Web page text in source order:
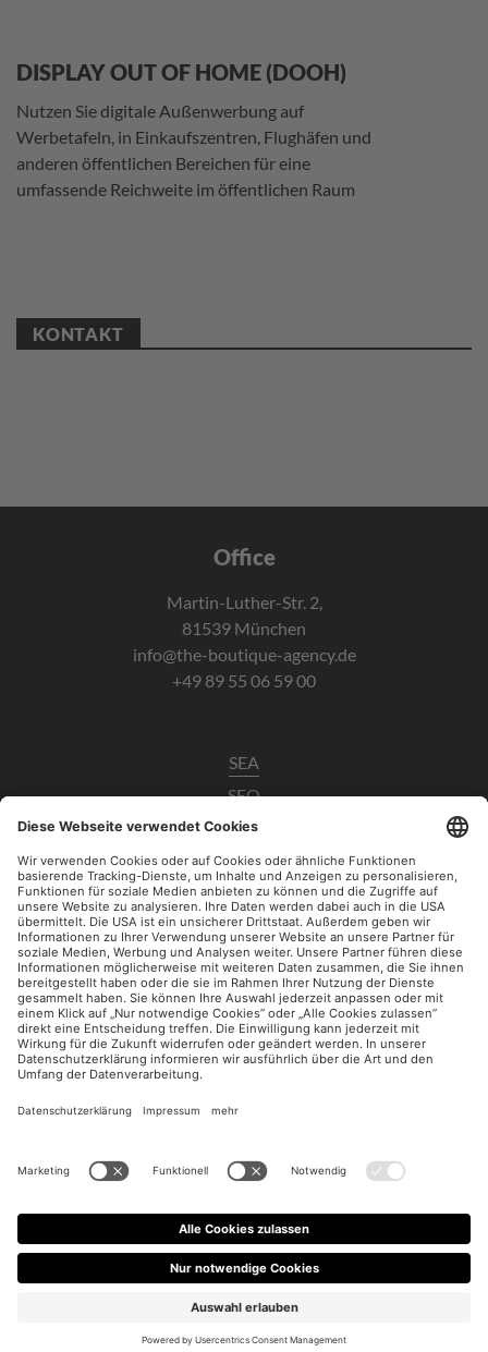
DISPLAY OUT OF HOME (DOOH)
Nutzen Sie digitale Außenwerbung auf
Werbetafeln, in Einkaufszentren, Flughäfen und
anderen öffentlichen Bereichen für eine
umfassende Reichweite im öffentlichen Raum
KONTAKT
Office
Martin-Luther-Str. 2,
81539 München
info@the-boutique-agency.de
+49 89 55 06 59 00
SEA
SEO
Data Analytics
UX / CRO
Paid Social
Impressum
Datenschutzerklärung
Cookies Einstellungen